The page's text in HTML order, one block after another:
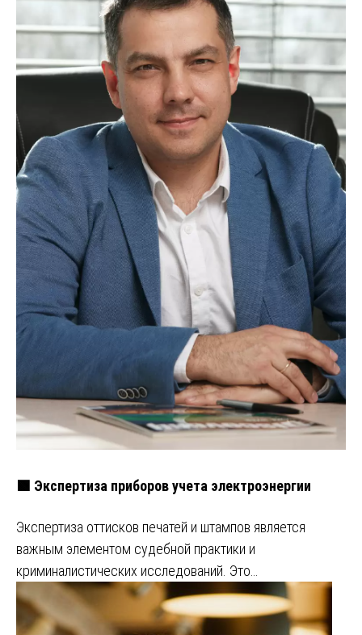
🟩 Экспертиза приборов учета электроэнергии
Экспертиза оттисков печатей и штампов является
важным элементом судебной практики и
криминалистических исследований. Это…